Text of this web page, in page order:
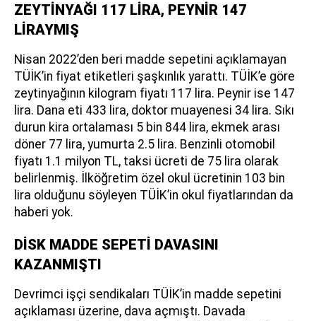
ZEYTİNYAĞI 117 LİRA, PEYNİR 147
LİRAYMIŞ
Nisan 2022’den beri madde sepetini açıklamayan
TÜİK’in fiyat etiketleri şaşkınlık yarattı. TÜİK’e göre
zeytinyağının kilogram fiyatı 117 lira. Peynir ise 147
lira. Dana eti 433 lira, doktor muayenesi 34 lira. Sıkı
durun kira ortalaması 5 bin 844 lira, ekmek arası
döner 77 lira, yumurta 2.5 lira. Benzinli otomobil
fiyatı 1.1 milyon TL, taksi ücreti de 75 lira olarak
belirlenmiş. İlköğretim özel okul ücretinin 103 bin
lira olduğunu söyleyen TÜİK’in okul fiyatlarından da
haberi yok.
DİSK MADDE SEPETİ DAVASINI
KAZANMIŞTI
Devrimci işçi sendikaları TÜİK’in madde sepetini
açıklaması üzerine, dava açmıştı. Davada